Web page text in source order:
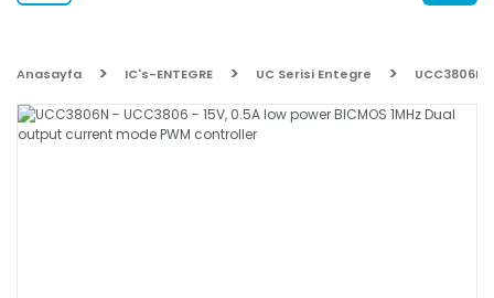
Anasayfa IC's-ENTEGRE UC Serisi Entegre UCC3806N